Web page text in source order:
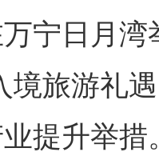
宁日月
境旅游礼
提升举措